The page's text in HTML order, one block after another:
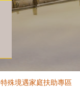
特殊境遇家庭扶助專區